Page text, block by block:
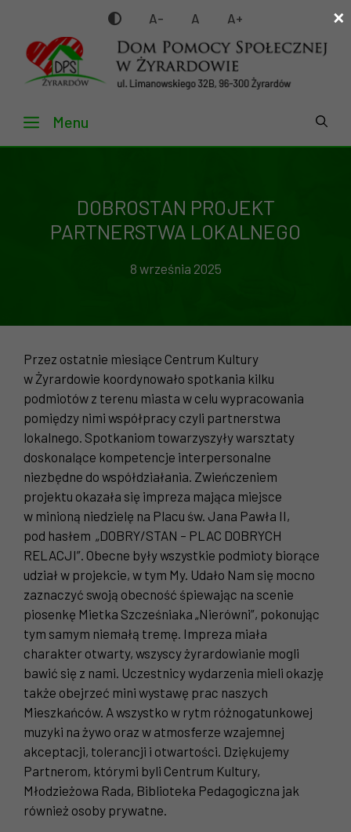
treści
A- A A+
Menu
DOBROSTAN PROJEKT
PARTNERSTWA LOKALNEGO
8 września 2025
Przez ostatnie miesiące Centrum Kultury
w Żyrardowie koordynowało spotkania kilku
podmiotów z terenu miasta w celu wypracowania
pomiędzy nimi współpracy czyli partnerstwa
lokalnego. Spotkaniom towarzyszyły warsztaty
doskonalące kompetencje interpersonalne
niezbędne do współdziałania. Zwieńczeniem
projektu okazała się impreza mająca miejsce
w minioną niedzielę na Placu św. Jana Pawła II,
pod hasłem „DOBRY/STAN – PLAC DOBRYCH
RELACJI”. Obecne były wszystkie podmioty biorące
udział w projekcie, w tym My. Udało Nam się mocno
zaznaczyć swoją obecność śpiewając na scenie
piosenkę Mietka Szcześniaka „Nierówni”, pokonując
tym samym niemałą tremę. Impreza miała
charakter otwarty, wszyscy żyrardowianie mogli
bawić się z nami. Uczestnicy wydarzenia mieli okazję
także obejrzeć mini wystawę prac naszych
Mieszkańców. A wszystko w rytm różnogatunkowej
muzyki na żywo oraz w atmosferze wzajemnej
akceptacji, tolerancji i otwartości. Dziękujemy
Partnerom, którymi byli Centrum Kultury,
Młodzieżowa Rada, Biblioteka Pedagogiczna jak
również osoby prywatne.
×